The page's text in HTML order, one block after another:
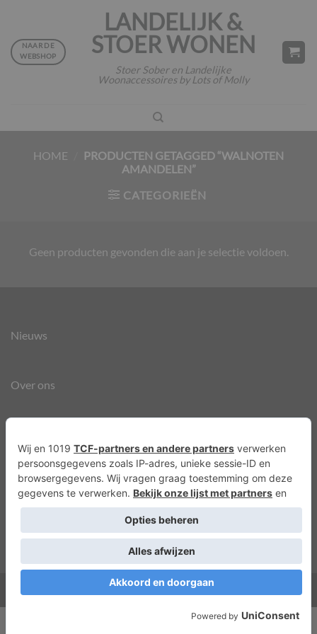
inhoud
LANDELIJK &
STOER WONEN
Stoer Sober en Landelijke
Woonaccessoires by Lots of Molly
NAAR DE
WEBSHOP
HOME
PRODUCTEN GETAGGED “WALNOTEN
AMANDELEN”
CATEGORIEËN
Geen producten gevonden die aan je selectie voldoen.
Nieuws
Over ons
Privacyverklaring
Cookies
Copyright 2026 ©Lots of Molly